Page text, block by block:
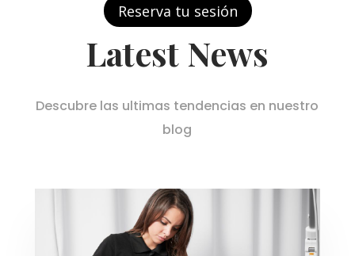
Reserva tu sesión
Latest News
Descubre las ultimas tendencias en nuestro
blog